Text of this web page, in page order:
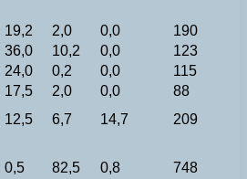
19,2 2,0 0,0
190
36,0 10,2 0,0
123
24,0 0,2 0,0
115
17,5 2,0 0,0
88
12,5 6,7 14,7
209
0,5 82,5 0,8
748